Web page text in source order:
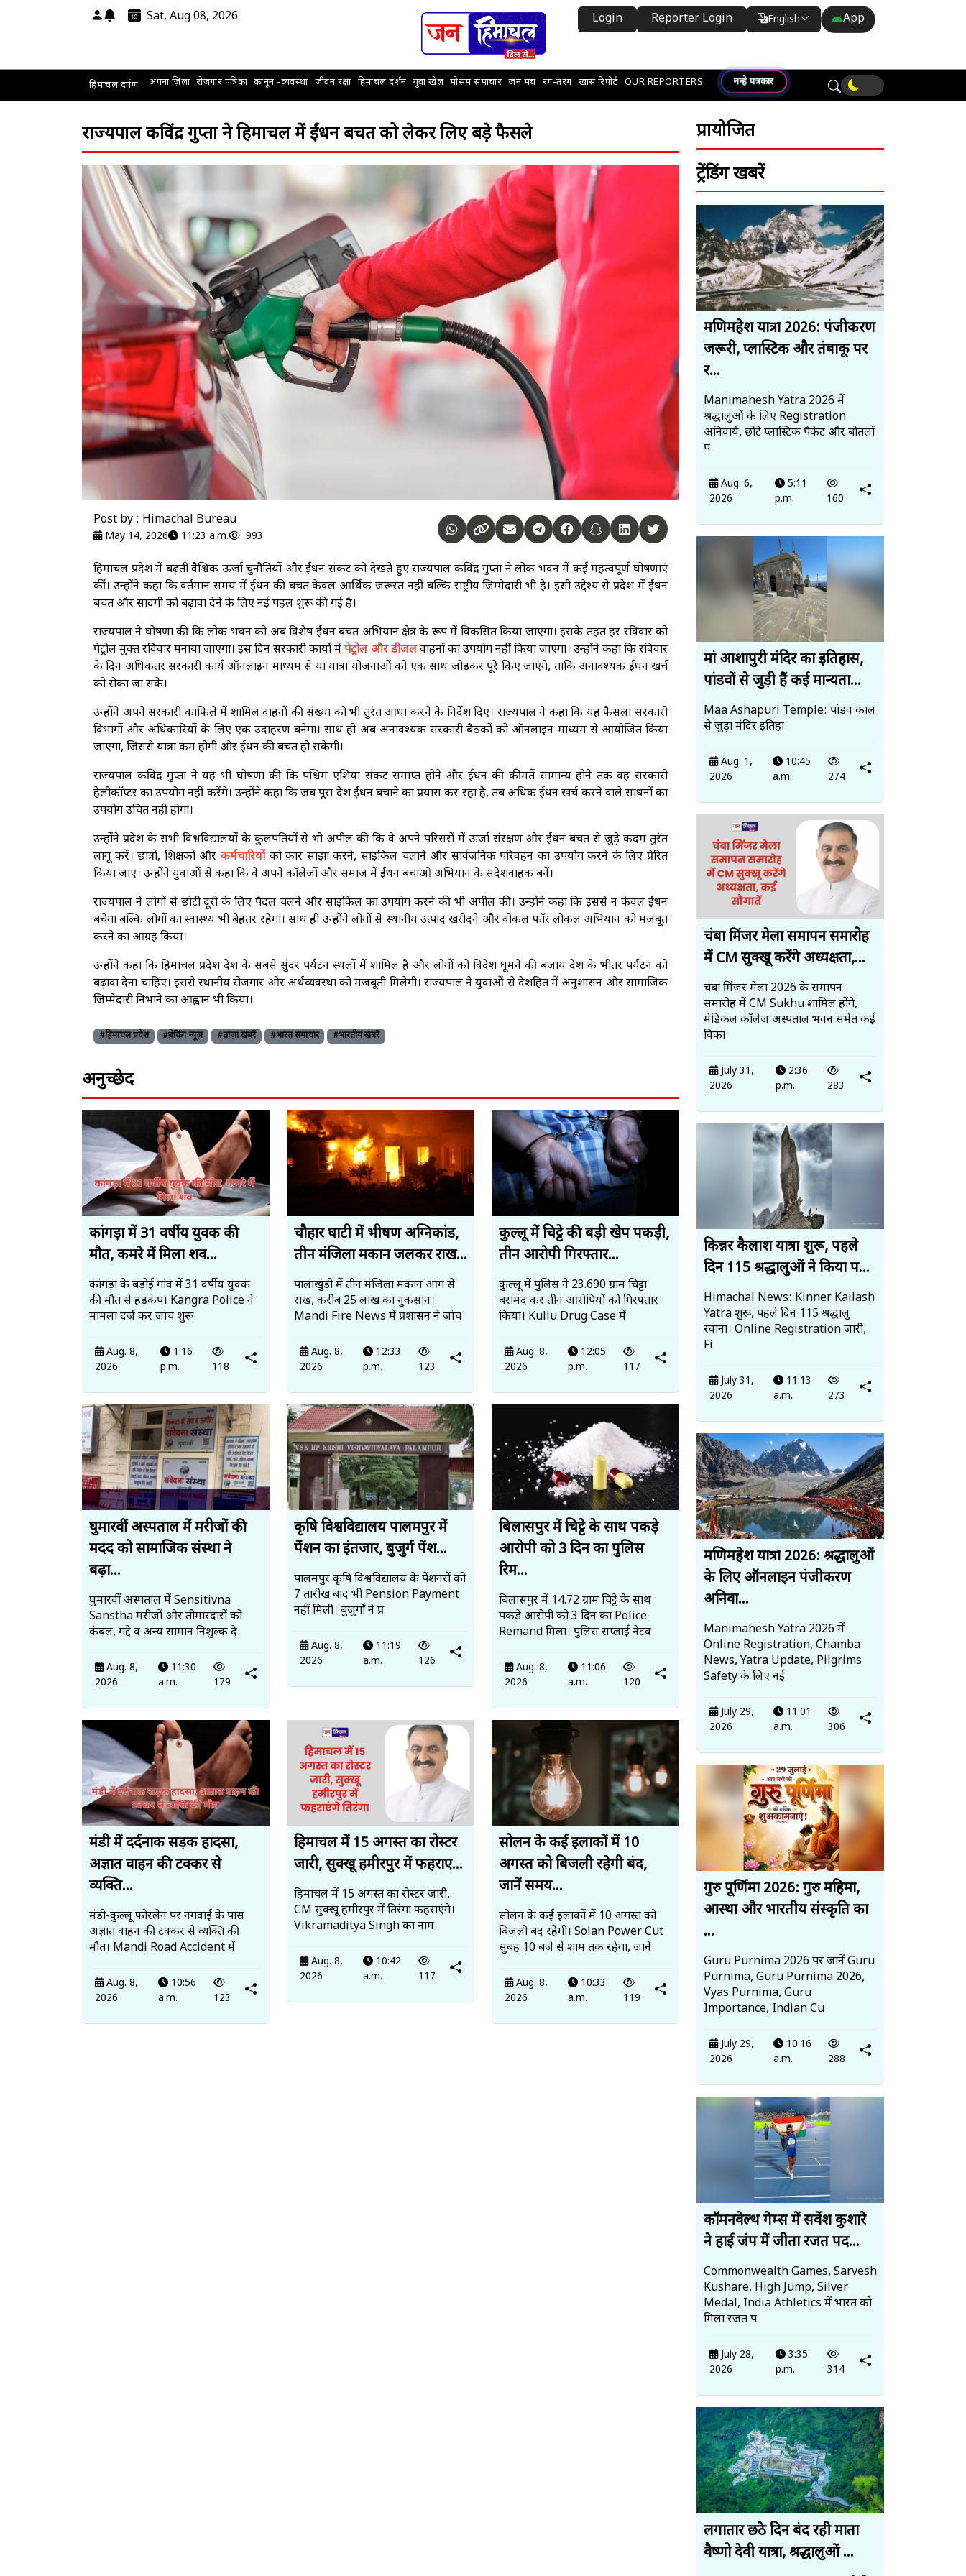
Sat, Aug 08, 2026 Login Reporter Login English
Translate
App
हिमाचल दर्पण अपना ज़िला रोज़गार पत्रिका कानून -व्यवस्था जीवन रक्षा हिमाचल दर्शन युवा खेल मौसम समाचार जन मचं रंग-तरंग खास रिपोर्ट OUR REPORTERS नन्हे पत्रकार
राज्यपाल कविंद्र गुप्ता ने हिमाचल में ईंधन बचत को लेकर लिए बड़े फैसले
Post by : Himachal Bureau
May 14, 2026 11:23 a.m. 993
हिमाचल प्रदेश में बढ़ती वैश्विक ऊर्जा चुनौतियों और ईंधन संकट को देखते हुए राज्यपाल कविंद्र गुप्ता ने लोक भवन में कई महत्वपूर्ण घोषणाएं
कीं। उन्होंने कहा कि वर्तमान समय में ईंधन की बचत केवल आर्थिक जरूरत नहीं बल्कि राष्ट्रीय जिम्मेदारी भी है। इसी उद्देश्य से प्रदेश में ईंधन
बचत और सादगी को बढ़ावा देने के लिए नई पहल शुरू की गई है।
राज्यपाल ने घोषणा की कि लोक भवन को अब विशेष ईंधन बचत अभियान क्षेत्र के रूप में विकसित किया जाएगा। इसके तहत हर रविवार को
पेट्रोल मुक्त रविवार मनाया जाएगा। इस दिन सरकारी कार्यों मेंपेट्रोल और डीजलवाहनों का उपयोग नहीं किया जाएगा। उन्होंने कहा कि रविवार
के दिन अधिकतर सरकारी कार्य ऑनलाइन माध्यम से या यात्रा योजनाओं को एक साथ जोड़कर पूरे किए जाएंगे, ताकि अनावश्यक ईंधन खर्च
को रोका जा सके।
उन्होंने अपने सरकारी काफिले में शामिल वाहनों की संख्या को भी तुरंत आधा करने के निर्देश दिए। राज्यपाल ने कहा कि यह फैसला सरकारी
विभागों और अधिकारियों के लिए एक उदाहरण बनेगा। साथ ही अब अनावश्यक सरकारी बैठकों को ऑनलाइन माध्यम से आयोजित किया
जाएगा, जिससे यात्रा कम होगी और ईंधन की बचत हो सकेगी।
राज्यपाल कविंद्र गुप्ता ने यह भी घोषणा की कि पश्चिम एशिया संकट समाप्त होने और ईंधन की कीमतें सामान्य होने तक वह सरकारी
हेलीकॉप्टर का उपयोग नहीं करेंगे। उन्होंने कहा कि जब पूरा देश ईंधन बचाने का प्रयास कर रहा है, तब अधिक ईंधन खर्च करने वाले साधनों का
उपयोग उचित नहीं होगा।
उन्होंने प्रदेश के सभी विश्वविद्यालयों के कुलपतियों से भी अपील की कि वे अपने परिसरों में ऊर्जा संरक्षण और ईंधन बचत से जुड़े कदम तुरंत
लागू करें। छात्रों, शिक्षकों और कर्मचारियों को कार साझा करने, साइकिल चलाने और सार्वजनिक परिवहन का उपयोग करने के लिए प्रेरित
किया जाए। उन्होंने युवाओं से कहा कि वे अपने कॉलेजों और समाज में ईंधन बचाओ अभियान के संदेशवाहक बनें।
राज्यपाल ने लोगों से छोटी दूरी के लिए पैदल चलने और साइकिल का उपयोग करने की भी अपील की। उन्होंने कहा कि इससे न केवल ईंधन
बचेगा बल्कि लोगों का स्वास्थ्य भी बेहतर रहेगा। साथ ही उन्होंने लोगों से स्थानीय उत्पाद खरीदने और वोकल फॉर लोकल अभियान को मजबूत
करने का आग्रह किया।
उन्होंने कहा कि हिमाचल प्रदेश देश के सबसे सुंदर पर्यटन स्थलों में शामिल है और लोगों को विदेश घूमने की बजाय देश के भीतर पर्यटन को
बढ़ावा देना चाहिए। इससे स्थानीय रोजगार और अर्थव्यवस्था को मजबूती मिलेगी। राज्यपाल ने युवाओं से देशहित में अनुशासन और सामाजिक
जिम्मेदारी निभाने का आह्वान भी किया।
#हिमाचल प्रदेश #ब्रेकिंग न्यूज़ #ताज़ा खबरें #भारत समाचार #भारतीय खबरें
अनुच्छेद
कांगड़ा में 31 वर्षीय युवक की
मौत, कमरे में मिला शव...
कांगड़ा के बड़ोई गांव में 31 वर्षीय युवक
की मौत से हड़कंप। Kangra Police ने
मामला दर्ज कर जांच शुरू
Aug. 8,
2026
1:16
p.m.
118
चौहार घाटी में भीषण अग्निकांड,
तीन मंजिला मकान जलकर राख...
पालाखुंडी में तीन मंजिला मकान आग से
राख, करीब 25 लाख का नुकसान।
Mandi Fire News में प्रशासन ने जांच
Aug. 8,
2026
12:33
p.m.
123
कुल्लू में चिट्टे की बड़ी खेप पकड़ी,
तीन आरोपी गिरफ्तार...
कुल्लू में पुलिस ने 23.690 ग्राम चिट्टा
बरामद कर तीन आरोपियों को गिरफ्तार
किया। Kullu Drug Case में
Aug. 8,
2026
12:05
p.m.
117
घुमारवीं अस्पताल में मरीजों की
मदद को सामाजिक संस्था ने
बढ़ा...
घुमारवीं अस्पताल में Sensitivna
Sanstha मरीजों और तीमारदारों को
कंबल, गद्दे व अन्य सामान निशुल्क दे
Aug. 8,
2026
11:30
a.m.
179
कृषि विश्वविद्यालय पालमपुर में
पेंशन का इंतजार, बुजुर्ग पेंश...
पालमपुर कृषि विश्वविद्यालय के पेंशनरों को
7 तारीख बाद भी Pension Payment
नहीं मिली। बुजुर्गों ने प्र
Aug. 8,
2026
11:19
a.m.
126
बिलासपुर में चिट्टे के साथ पकड़े
आरोपी को 3 दिन का पुलिस
रिम...
बिलासपुर में 14.72 ग्राम चिट्टे के साथ
पकड़े आरोपी को 3 दिन का Police
Remand मिला। पुलिस सप्लाई नेटव
Aug. 8,
2026
11:06
a.m.
120
मंडी में दर्दनाक सड़क हादसा,
अज्ञात वाहन की टक्कर से
व्यक्ति...
मंडी-कुल्लू फोरलेन पर नगवाईं के पास
अज्ञात वाहन की टक्कर से व्यक्ति की
मौत। Mandi Road Accident में
Aug. 8,
2026
10:56
a.m.
123
हिमाचल में 15 अगस्त का रोस्टर
जारी, सुक्खू हमीरपुर में फहराए...
हिमाचल में 15 अगस्त का रोस्टर जारी,
CM सुक्खू हमीरपुर में तिरंगा फहराएंगे।
Vikramaditya Singh का नाम
Aug. 8,
2026
10:42
a.m.
117
सोलन के कई इलाकों में 10
अगस्त को बिजली रहेगी बंद,
जानें समय...
सोलन के कई इलाकों में 10 अगस्त को
बिजली बंद रहेगी। Solan Power Cut
सुबह 10 बजे से शाम तक रहेगा, जाने
Aug. 8,
2026
10:33
a.m.
119
प्रायोजित
ट्रेंडिंग खबरें
मणिमहेश यात्रा 2026: पंजीकरण
जरूरी, प्लास्टिक और तंबाकू पर
र...
Manimahesh Yatra 2026 में
श्रद्धालुओं के लिए Registration
अनिवार्य, छोटे प्लास्टिक पैकेट और बोतलों
प
Aug. 6,
2026
5:11
p.m.
160
मां आशापुरी मंदिर का इतिहास,
पांडवों से जुड़ी हैं कई मान्यता...
Maa Ashapuri Temple: पांडव काल
से जुड़ा मंदिर इतिहा
Aug. 1,
2026
10:45
a.m.
274
चंबा मिंजर मेला समापन समारोह
में CM सुक्खू करेंगे अध्यक्षता,...
चंबा मिंजर मेला 2026 के समापन
समारोह में CM Sukhu शामिल होंगे,
मेडिकल कॉलेज अस्पताल भवन समेत कई
विका
July 31,
2026
2:36
p.m.
283
किन्नर कैलाश यात्रा शुरू, पहले
दिन 115 श्रद्धालुओं ने किया प...
Himachal News: Kinner Kailash
Yatra शुरू, पहले दिन 115 श्रद्धालु
रवाना। Online Registration जारी,
Fi
July 31,
2026
11:13
a.m.
273
मणिमहेश यात्रा 2026: श्रद्धालुओं
के लिए ऑनलाइन पंजीकरण
अनिवा...
Manimahesh Yatra 2026 में
Online Registration, Chamba
News, Yatra Update, Pilgrims
Safety के लिए नई
July 29,
2026
11:01
a.m.
306
गुरु पूर्णिमा 2026: गुरु महिमा,
आस्था और भारतीय संस्कृति का
...
Guru Purnima 2026 पर जानें Guru
Purnima, Guru Purnima 2026,
Vyas Purnima, Guru
Importance, Indian Cu
July 29,
2026
10:16
a.m.
288
कॉमनवेल्थ गेम्स में सर्वेश कुशारे
ने हाई जंप में जीता रजत पद...
Commonwealth Games, Sarvesh
Kushare, High Jump, Silver
Medal, India Athletics में भारत को
मिला रजत प
July 28,
2026
3:35
p.m.
314
लगातार छठे दिन बंद रही माता
वैष्णो देवी यात्रा, श्रद्धालुओं ...